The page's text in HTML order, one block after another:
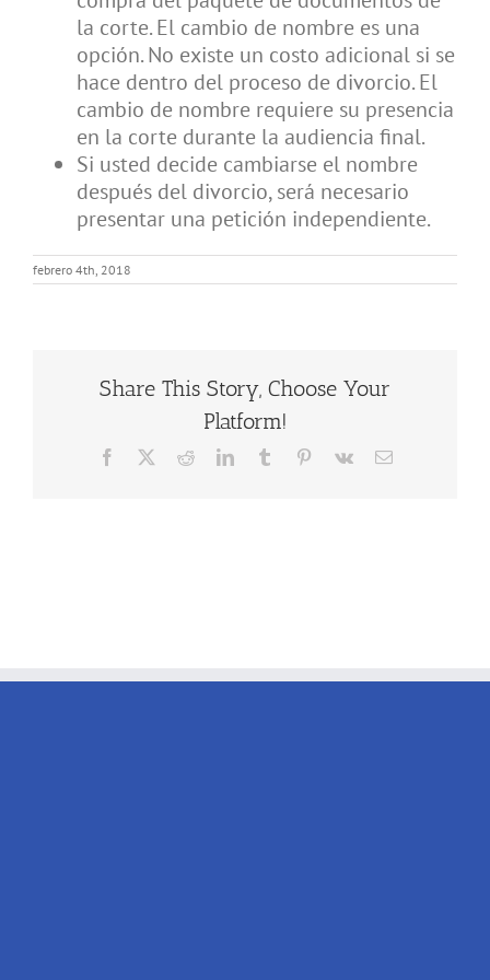
Precio Fijo Divorcio Comun Acuerdo
Base de Conocimientos
Contacto / Ubicación
Español
la corte. El cambio de nombre es una
opción. No existe un costo adicional si se
hace dentro del proceso de divorcio. El
cambio de nombre requiere su presencia
en la corte durante la audiencia final.
Si usted decide cambiarse el nombre
después del divorcio, será necesario
presentar una petición independiente.
febrero 4th, 2018
Share This Story, Choose Your
Platform!
Facebook RedditLinkedInTumblr Pinterest
Vk Email